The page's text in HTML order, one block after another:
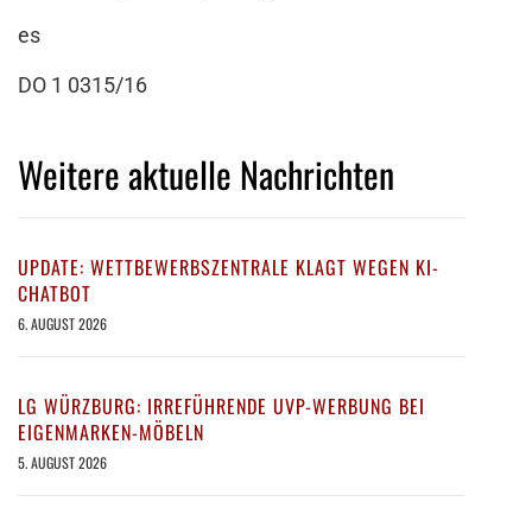
es
DO 1 0315/16
Weitere aktuelle Nachrichten
UPDATE: WETTBEWERBSZENTRALE KLAGT WEGEN KI-
CHATBOT
6. AUGUST 2026
LG WÜRZBURG: IRREFÜHRENDE UVP-WERBUNG BEI
EIGENMARKEN-MÖBELN
5. AUGUST 2026